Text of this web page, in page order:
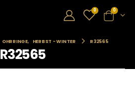
0 0
OHRRINGE, HERBST - WINTER R32565
R32565